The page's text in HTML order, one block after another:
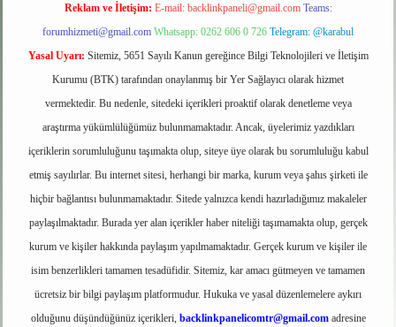
Reklam ve İletişim: E-mail: backlinkpaneli@gmail.com Teams:
forumhizmeti@gmail.com Whatsapp: 0262 606 0 726 Telegram: @karabul
Yasal Uyarı: Sitemiz, 5651 Sayılı Kanun gereğince Bilgi Teknolojileri ve İletişim
Kurumu (BTK) tarafından onaylanmış bir Yer Sağlayıcı olarak hizmet
vermektedir. Bu nedenle, sitedeki içerikleri proaktif olarak denetleme veya
araştırma yükümlülüğümüz bulunmamaktadır. Ancak, üyelerimiz yazdıkları
içeriklerin sorumluluğunu taşımakta olup, siteye üye olarak bu sorumluluğu kabul
etmiş sayılırlar. Bu internet sitesi, herhangi bir marka, kurum veya şahıs şirketi ile
hiçbir bağlantısı bulunmamaktadır. Sitede yalnızca kendi hazırladığımız makaleler
paylaşılmaktadır. Burada yer alan içerikler haber niteliği taşımamakta olup, gerçek
kurum ve kişiler hakkında paylaşım yapılmamaktadır. Gerçek kurum ve kişiler ile
isim benzerlikleri tamamen tesadüfidir. Sitemiz, kar amacı gütmeyen ve tamamen
ücretsiz bir bilgi paylaşım platformudur. Hukuka ve yasal düzenlemelere aykırı
olduğunu düşündüğünüz içerikleri, backlinkpanelicomtr@gmail.comadresine